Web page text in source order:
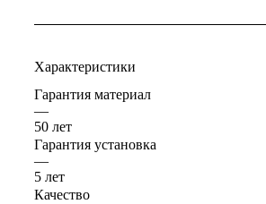
Характеристики
Гарантия материал
—
50 лет
Гарантия установка
—
5 лет
Качество